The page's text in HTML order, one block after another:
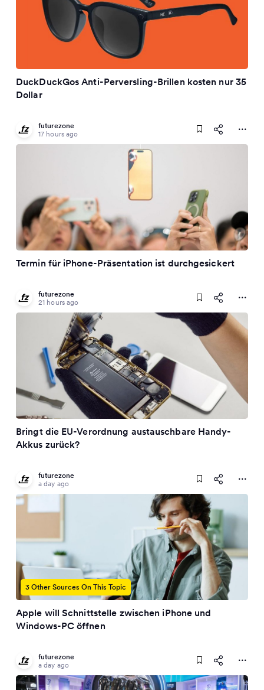
DuckDuckGos Anti-Perversling-Brillen kosten nur 35
Dollar
futurezone
17 hours ago
Termin für iPhone-Präsentation ist durchgesickert
futurezone
21 hours ago
Bringt die EU-Verordnung austauschbare Handy-
Akkus zurück?
futurezone
a day ago
3 Other Sources On This Topic
Apple will Schnittstelle zwischen iPhone und
Windows-PC öffnen
futurezone
a day ago